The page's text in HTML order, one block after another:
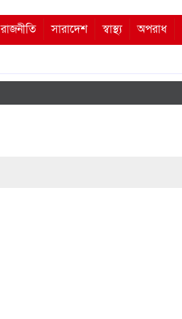
রাজনীতি সারাদেশ স্বাস্থ্য অপরাধ